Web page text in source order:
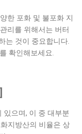
한 포화 및 불포화 지
리를 위해서는 버터
는 것이 중요합니다.
확인해보세요.
있으며, 이 중 대부분
지방산의 비율은 상